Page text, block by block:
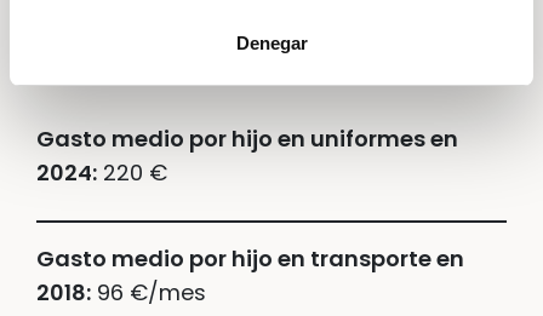
Denegar
Gasto medio por hijo en uniformes en
Gasto medio por hijo en uniformes en
2024: 220 €
Gasto medio por hijo en transporte en
2018: 96 €/mes